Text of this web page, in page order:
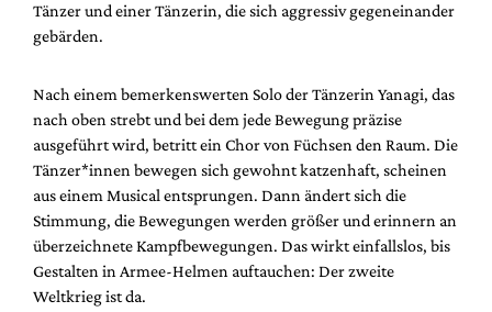
Tänzer und einer Tänzerin, die sich aggressiv gegeneinander
gebärden.
Nach einem bemerkenswerten Solo der Tänzerin Yanagi, das
nach oben strebt und bei dem jede Bewegung präzise
ausgeführt wird, betritt ein Chor von Füchsen den Raum. Die
Tänzer*innen bewegen sich gewohnt katzenhaft, scheinen
aus einem Musical entsprungen. Dann ändert sich die
Stimmung, die Bewegungen werden größer und erinnern an
überzeichnete Kampfbewegungen. Das wirkt einfallslos, bis
Gestalten in Armee-Helmen auftauchen: Der zweite
Weltkrieg ist da.